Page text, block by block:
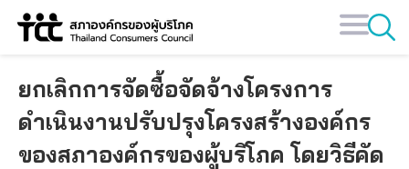
Skip
ยกเลิกการจัดซื้อจัดจ้างโครงการ
ดำเนินงานปรับปรุงโครงสร้างองค์กร
ของสภาองค์กรของผู้บริโภค โดยวิธีคัด